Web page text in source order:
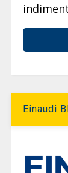
Einaudi